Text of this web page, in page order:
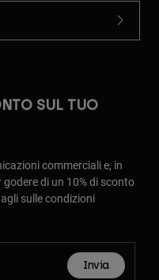
SUL TUO
commerciali e, in
di un 10% di sconto
sulle condizioni
Invia